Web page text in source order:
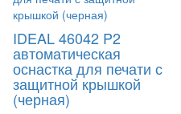
IDEAL 46042 P2
автоматическая
оснастка для печати с
защитной крышкой
(черная)